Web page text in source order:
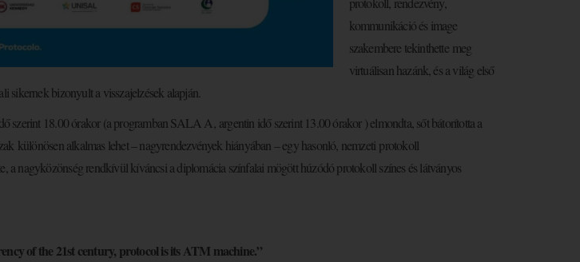
kommunikáció és image
szakembere tekinthette meg
virtuálisan hazánk, és a világ első
sikernek bizonyult a visszajelzések alapján.
szerint 18.00 órakor (a programban SALA A, argentin idő szerint 13.00 órakor ) elmondta, sőt bátorította a
különösen alkalmas lehet – nagyrendezvények hiányában – egy hasonló, nemzeti protokoll
a nagyközönség rendkívül kíváncsi a diplomácia színfalai mögött húzódó protokoll színes és látványos
of the 21st century, protocol is its ATM machine.”